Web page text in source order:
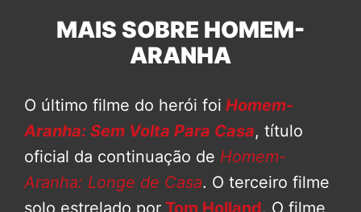
MAIS SOBRE HOMEM-
ARANHA
O último filme do herói foi Homem-
Aranha: Sem Volta Para Casa, título
oficial da continuação de Homem-
Aranha: Longe de Casa. O terceiro filme
solo estrelado por Tom Holland. O filme